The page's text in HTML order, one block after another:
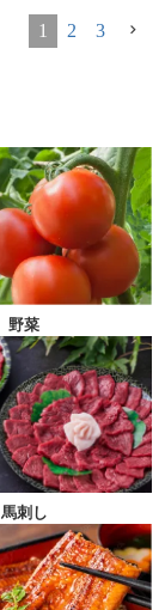
1 2 3
野菜
馬刺し